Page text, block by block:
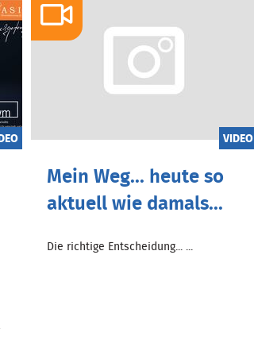
VIDEO
Mein Weg... heute so
aktuell wie damals...
Die richtige Entscheidung... ...